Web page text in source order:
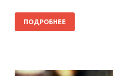
ПОДРОБНЕЕ